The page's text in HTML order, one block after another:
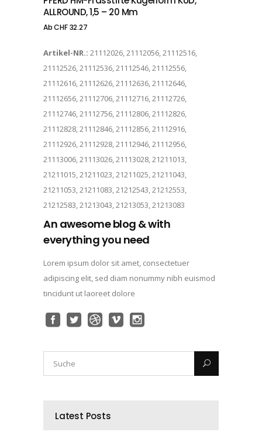
ALLROUND, 1,5 – 20 Mm
AbCHF32.27
Artikel-NR.: 21112026, 21112056, 21112516,
21112526, 21112536, 21112546, 21112556,
21112616, 21112626, 21112636, 21112646,
21112656, 21112706, 21112716, 21112726,
21112746, 21112756, 21112806, 21112826,
21112828, 21112846, 21112856, 21112916,
21112926, 21112928, 21112946, 21112956,
21113006, 21113026, 21113028, 21211013,
21211015, 21211023, 21211025, 21211043,
21211053, 21211083, 21212543, 21212553,
21212583, 21213043, 21213053, 21213083
An awesome blog & with
everything you need
Lorem ipsum dolor sit amet, consectetuer
adipiscing elit, sed diam nonummy nibh euismod
tincidunt ut laoreet dolore
Latest Posts